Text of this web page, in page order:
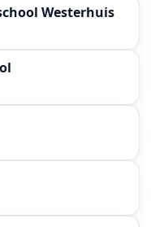
Westerhuis